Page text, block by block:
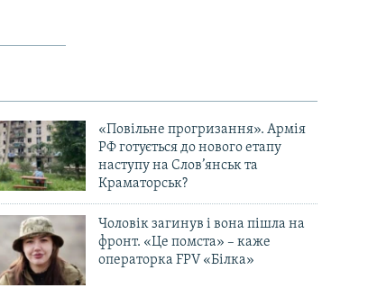
«Повільне прогризання». Армія
РФ готується до нового етапу
наступу на Слов’янськ та
Краматорськ?
Чоловік загинув і вона пішла на
фронт. «Це помста» – каже
операторка FPV «Білка»